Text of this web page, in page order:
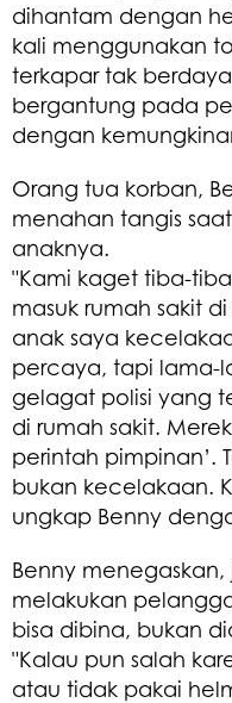
dihantam dengan
kali menggunakan
terkapar tak
bergantung pada
dengan
Orang tua korban,
menahan tangis
anaknya.
"Kami kaget tiba-
masuk rumah sakit
anak saya
percaya, tapi lama-
gelagat polisi yang
di rumah sakit.
perintah pimpinan’.
bukan kecelakaan.
ungkap Benny
Benny
melakukan
bisa dibina, bukan
"Kalau pun salah
atau tidak pakai